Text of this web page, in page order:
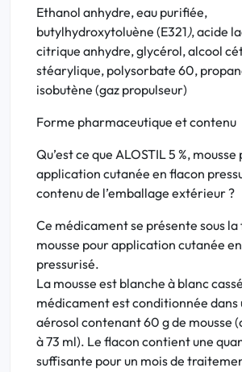
Ethanol anhydre, eau purifiée,
butylhydroxytoluène (E321), acide
citrique anhydre, glycérol, alcool
stéarylique, polysorbate 60,
isobutène (gaz propulseur)
Forme pharmaceutique et contenu
Qu’est ce que ALOSTIL 5 %, mousse
application cutanée en flacon
contenu de l’emballage extérieur ?
Ce médicament se présente sous la
mousse pour application cutanée
pressurisé.
La mousse est blanche à blanc
médicament est conditionnée dans
aérosol contenant 60 g de mousse
à 73 ml). Le flacon contient une
suffisante pour un mois de